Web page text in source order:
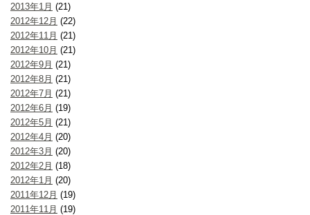
2013年1月 (21)
2012年12月 (22)
2012年11月 (21)
2012年10月 (21)
2012年9月 (21)
2012年8月 (21)
2012年7月 (21)
2012年6月 (19)
2012年5月 (21)
2012年4月 (20)
2012年3月 (20)
2012年2月 (18)
2012年1月 (20)
2011年12月 (19)
2011年11月 (19)